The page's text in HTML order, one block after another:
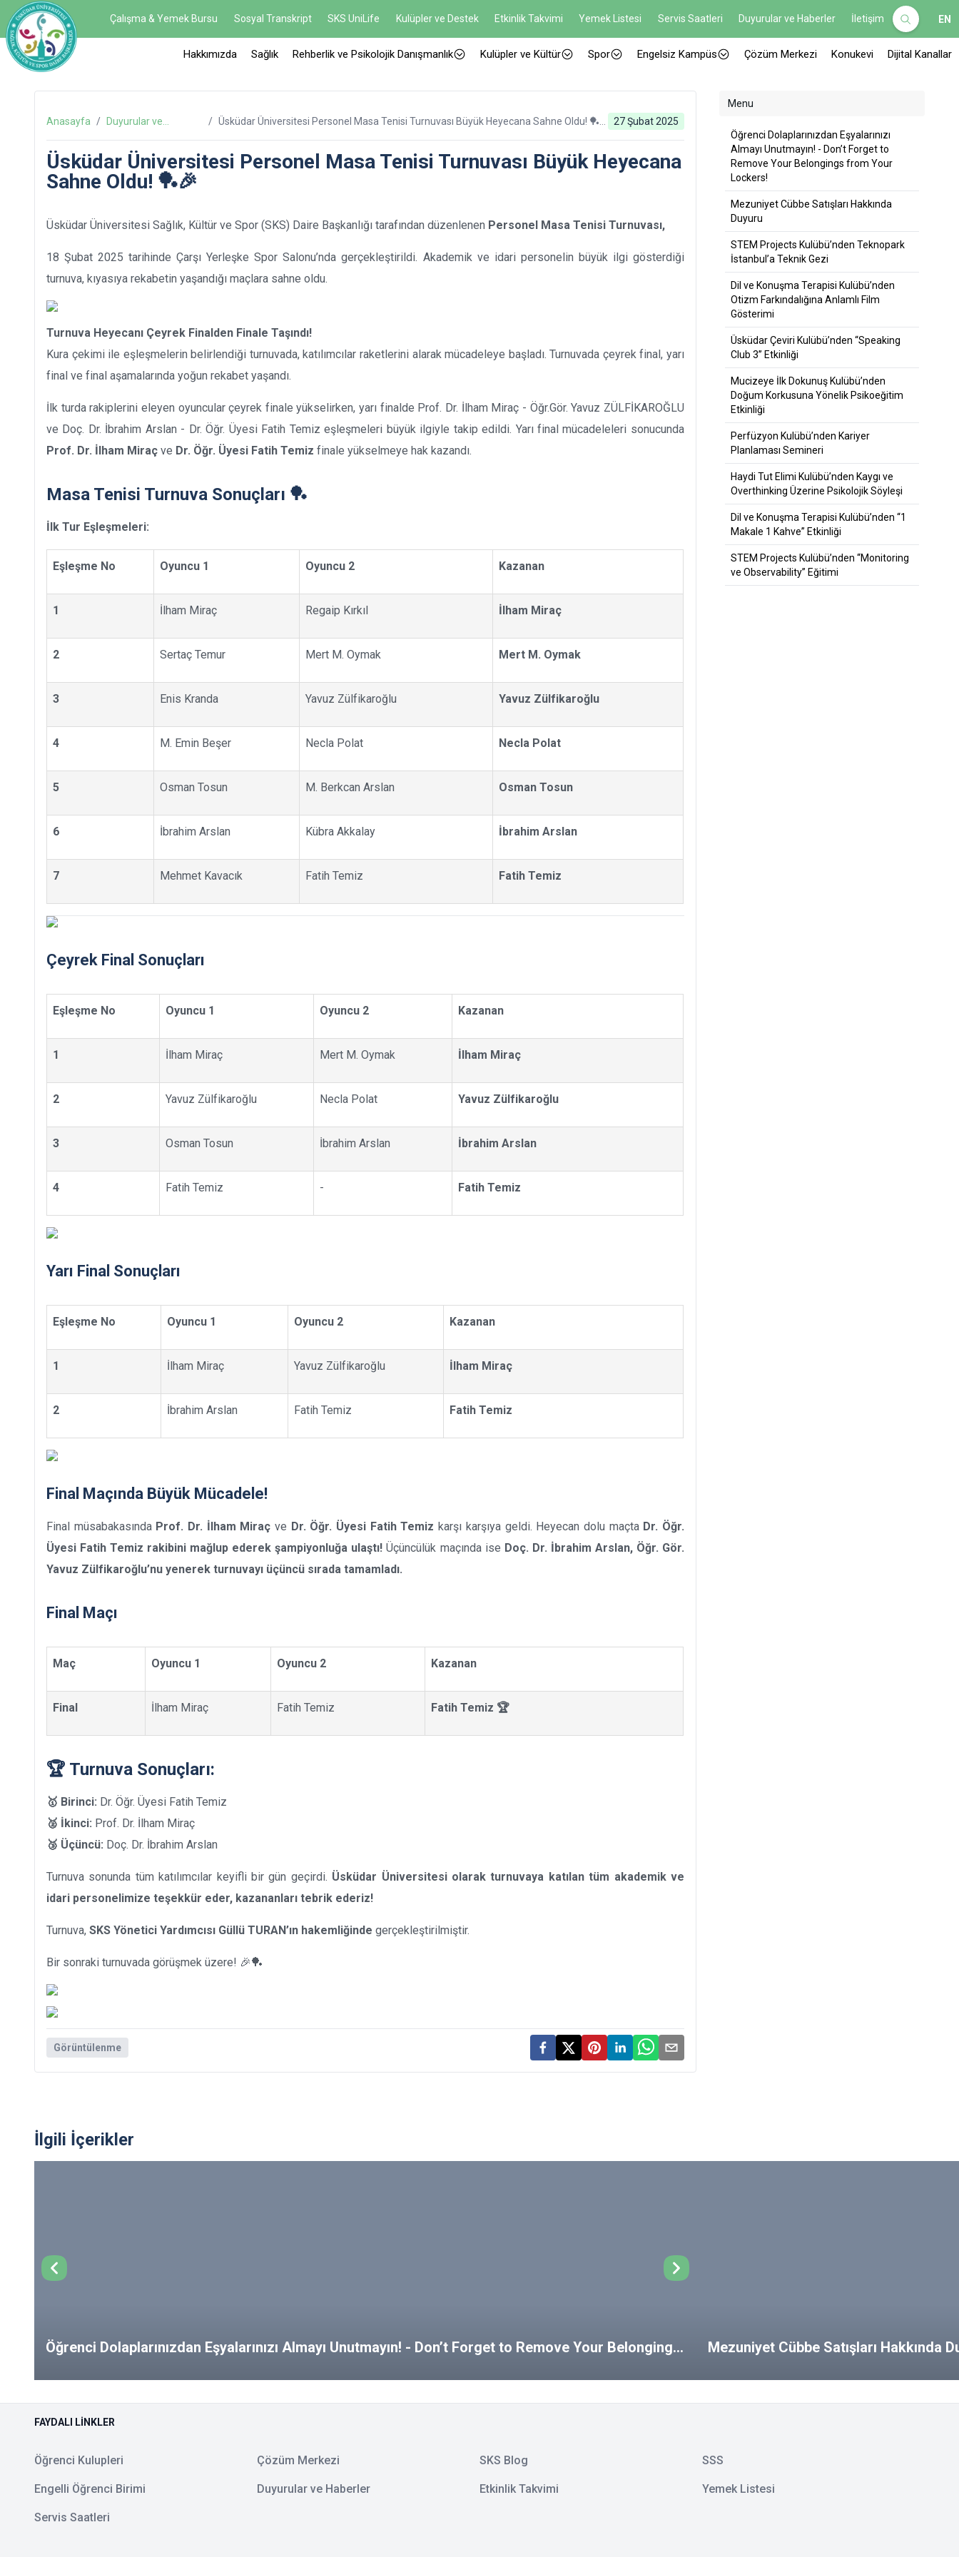
Çalışma & Yemek Bursu Sosyal Transkript SKS UniLife Kulüpler ve Destek Etkinlik Takvimi Yemek Listesi Servis Saatleri Duyurular ve Haberler İletişim EN
Hakkımızda Sağlık Rehberlik ve Psikolojik Danışmanlık Kulüpler ve Kültür Spor Engelsiz Kampüs Çözüm Merkezi Konukevi Dijital Kanallar
Anasayfa /
Duyurular ve
/ Üsküdar Üniversitesi Personel Masa Tenisi Turnuvası Büyük Heyecana Sahne Oldu! 🏓
27 Şubat 2025
Üsküdar Üniversitesi Personel Masa Tenisi Turnuvası Büyük Heyecana
Sahne Oldu! 🏓🎉
Üsküdar Üniversitesi Sağlık, Kültür ve Spor (SKS) Daire Başkanlığı tarafından düzenlenen Personel Masa Tenisi Turnuvası,
18 Şubat 2025 tarihinde Çarşı Yerleşke Spor Salonu’nda gerçekleştirildi. Akademik ve idari personelin büyük ilgi gösterdiği
turnuva, kıyasıya rekabetin yaşandığı maçlara sahne oldu.
Turnuva Heyecanı Çeyrek Finalden Finale Taşındı!
Kura çekimi ile eşleşmelerin belirlendiği turnuvada, katılımcılar raketlerini alarak mücadeleye başladı. Turnuvada çeyrek final, yarı
final ve final aşamalarında yoğun rekabet yaşandı.
İlk turda rakiplerini eleyen oyuncular çeyrek finale yükselirken, yarı finalde Prof. Dr. İlham Miraç - Öğr.Gör. Yavuz ZÜLFİKAROĞLU
ve Doç. Dr. İbrahim Arslan - Dr. Öğr. Üyesi Fatih Temiz eşleşmeleri büyük ilgiyle takip edildi. Yarı final mücadeleleri sonucunda
Prof. Dr. İlham Miraç ve Dr. Öğr. Üyesi Fatih Temiz finale yükselmeye hak kazandı.
Masa Tenisi Turnuva Sonuçları 🏓
İlk Tur Eşleşmeleri:
Eşleşme No Oyuncu 1 Oyuncu 2 Kazanan
1 İlham Miraç Regaip Kırkıl İlham Miraç
2 Sertaç Temur Mert M. Oymak Mert M. Oymak
3 Enis Kranda Yavuz Zülfikaroğlu Yavuz Zülfikaroğlu
4 M. Emin Beşer Necla Polat Necla Polat
5 Osman Tosun M. Berkcan Arslan Osman Tosun
6 İbrahim Arslan Kübra Akkalay İbrahim Arslan
7 Mehmet Kavacık Fatih Temiz Fatih Temiz
Çeyrek Final Sonuçları
Eşleşme No Oyuncu 1 Oyuncu 2 Kazanan
1 İlham Miraç Mert M. Oymak İlham Miraç
2 Yavuz Zülfikaroğlu Necla Polat Yavuz Zülfikaroğlu
3 Osman Tosun İbrahim Arslan İbrahim Arslan
4 Fatih Temiz - Fatih Temiz
Yarı Final Sonuçları
Eşleşme No Oyuncu 1 Oyuncu 2 Kazanan
1 İlham Miraç Yavuz Zülfikaroğlu İlham Miraç
2 İbrahim Arslan Fatih Temiz Fatih Temiz
Final Maçında Büyük Mücadele!
Final müsabakasında Prof. Dr. İlham Miraçve Dr. Öğr. Üyesi Fatih Temiz karşı karşıya geldi. Heyecan dolu maçta Dr. Öğr.
Üyesi Fatih Temiz rakibini mağlup ederek şampiyonluğa ulaştı! Üçüncülük maçında ise Doç. Dr. İbrahim Arslan, Öğr. Gör.
Yavuz Zülfikaroğlu’nu yenerek turnuvayı üçüncü sırada tamamladı.
Final Maçı
Maç Oyuncu 1 Oyuncu 2 Kazanan
Final İlham Miraç Fatih Temiz Fatih Temiz 🏆
🏆 Turnuva Sonuçları:
🥇 Birinci: Dr. Öğr. Üyesi Fatih Temiz
🥈 İkinci: Prof. Dr. İlham Miraç
🥉 Üçüncü: Doç. Dr. İbrahim Arslan
Turnuva sonunda tüm katılımcılar keyifli bir gün geçirdi. Üsküdar Üniversitesi olarak turnuvaya katılan tüm akademik ve
idari personelimize teşekkür eder, kazananları tebrik ederiz!
Turnuva, SKS Yönetici Yardımcısı Güllü TURAN’ın hakemliğinde gerçekleştirilmiştir.
Bir sonraki turnuvada görüşmek üzere! 🎉🏓
Görüntülenme
İlgili İçerikler
Öğrenci Dolaplarınızdan Eşyalarınızı Almayı Unutmayın! - Don’t Forget to Remove Your Belongings
Mezuniyet Cübbe Satışları Hakkında
Menu
Öğrenci Dolaplarınızdan Eşyalarınızı
Almayı Unutmayın! - Don’t Forget to
Remove Your Belongings from Your
Lockers!
Mezuniyet Cübbe Satışları Hakkında
Duyuru
STEM Projects Kulübü’nden Teknopark
İstanbul’a Teknik Gezi
Dil ve Konuşma Terapisi Kulübü’nden
Otizm Farkındalığına Anlamlı Film
Gösterimi
Üsküdar Çeviri Kulübü’nden “Speaking
Club 3” Etkinliği
Mucizeye İlk Dokunuş Kulübü’nden
Doğum Korkusuna Yönelik Psikoeğitim
Etkinliği
Perfüzyon Kulübü’nden Kariyer
Planlaması Semineri
Haydi Tut Elimi Kulübü’nden Kaygı ve
Overthinking Üzerine Psikolojik Söyleşi
Dil ve Konuşma Terapisi Kulübü’nden “1
Makale 1 Kahve” Etkinliği
STEM Projects Kulübü’nden “Monitoring
ve Observability” Eğitimi
FAYDALI LINKLER
Öğrenci Kulupleri Çözüm Merkezi SKS Blog SSS
Engelli Öğrenci Birimi Duyurular ve Haberler Etkinlik Takvimi Yemek Listesi
Servis Saatleri